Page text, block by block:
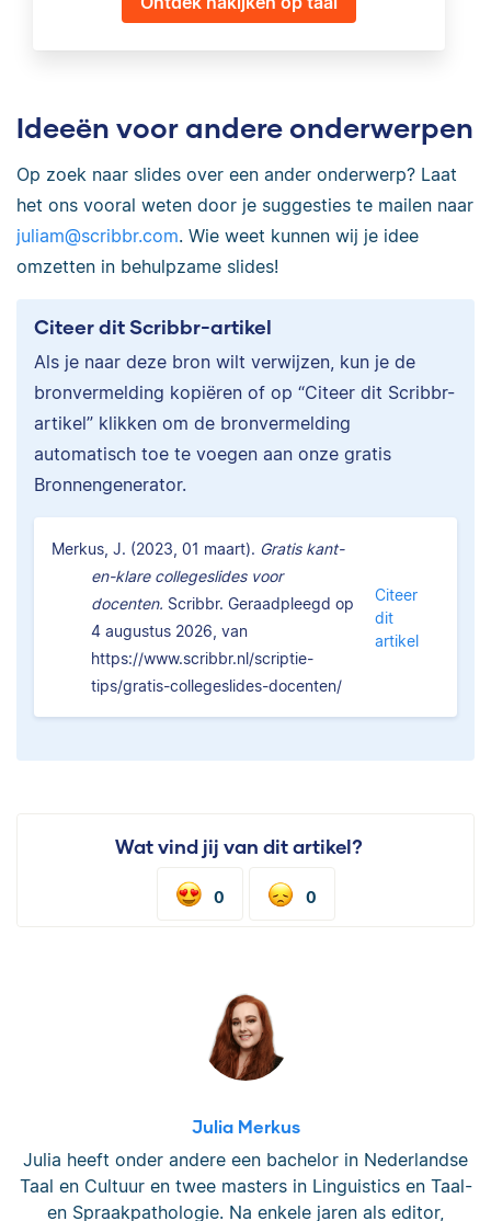
Ideeën voor andere onderwerpen
Op zoek naar slides over een ander onderwerp? Laat
het ons vooral weten door je suggesties te mailen naar
juliam@scribbr.com. Wie weet kunnen wij je idee
omzetten in behulpzame slides!
Citeer dit Scribbr-artikel
Als je naar deze bron wilt verwijzen, kun je de
bronvermelding kopiëren of op “Citeer dit Scribbr-
artikel” klikken om de bronvermelding
automatisch toe te voegen aan onze gratis
Bronnengenerator.
Merkus, J. (2023, 01 maart). Gratis kant-
en-klare collegeslides voor
docenten. Scribbr. Geraadpleegd op
4 augustus 2026, van
https://www.scribbr.nl/scriptie-
tips/gratis-collegeslides-docenten/
Citeer
dit
artikel
Wat vind jij van dit artikel?
0 0
Julia Merkus
Julia heeft onder andere een bachelor in Nederlandse
Taal en Cultuur en twee masters in Linguistics en Taal-
en Spraakpathologie. Na enkele jaren als editor,